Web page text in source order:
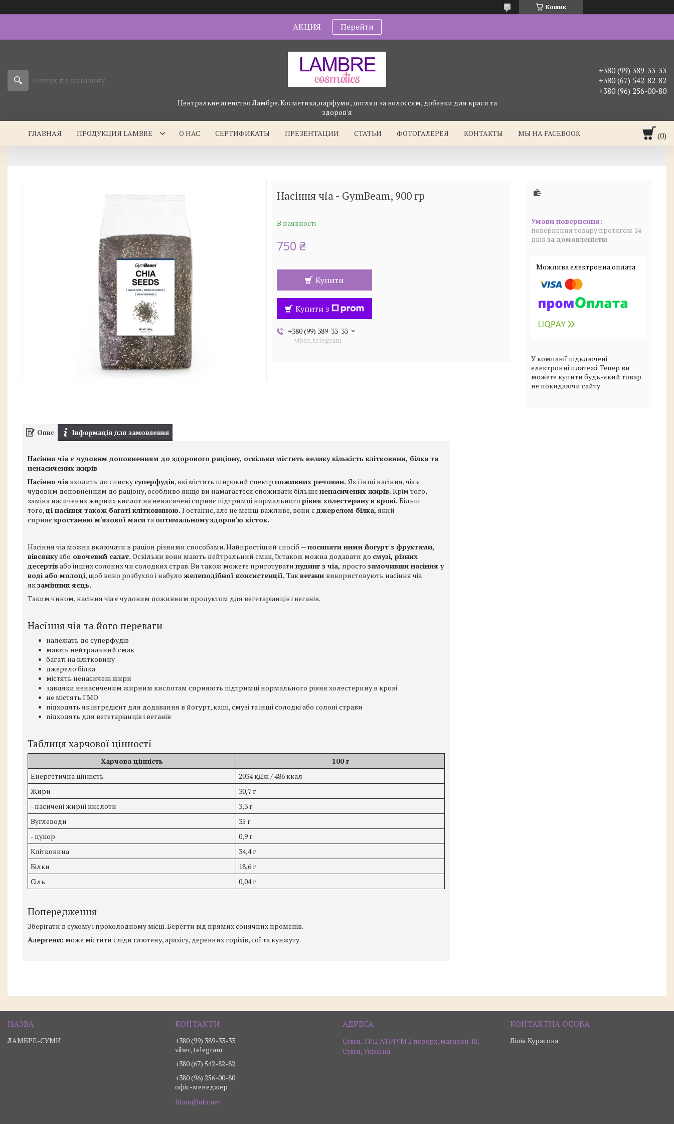
Кошик
АКЦИЯ Перейти
Центральне агенство Ламбре. Косметика,парфуми, догляд за волоссям, добавки для краси та
здоров'я
+380 (99) 389-33-33
+380 (67) 542-82-82
+380 (96) 256-00-80
ГЛАВНАЯ ПРОДУКЦИЯ LAMBRE О НАС СЕРТИФИКАТЫ ПРЕЗЕНТАЦИИ СТАТЬИ ФОТОГАЛЕРЕЯ КОНТАКТЫ МЫ НА FACEBOOK
Насіння чіа - GymBeam, 900 гр
В наявності
750 ₴
Купити
Купити з
+380 (99) 389-33-33
viber, telegram
повернення товару протягом 14
днів за домовленістю
У компанії підключені
електронні платежі. Тепер ви
можете купити будь-який товар
не покидаючи сайту.
Опис Інформація для замовлення
Насіння чіа є чудовим доповненням до здорового раціону, оскільки містить велику кількість клітковини, білка та
ненасичених жирів
Насіння чіа входить до списку суперфудів, які містять широкий спектр поживних речовин. Як і інші насіння, чіа є
чудовим доповненням до раціону, особливо якщо ви намагаєтеся споживати більше ненасичених жирів. Крім того,
заміна насичених жирних кислот на ненасичені сприяє підтримці нормального рівня холестерину в крові. Більш
того,ці насіння також багаті клітковиною. І останнє, але не менш важливе, вони єджерелом білка, який
сприяєзростанню м'язової масита оптимальномуздоров'ю кісток.
Насіння чіа можна включати в раціон різними способами. Найпростіший спосіб —посипати ними йогурт з фруктами,
вівсянкуабо овочевий салат. Оскільки вони мають нейтральний смак, їх також можна додавати до смузі, різних
десертів або інших солоних чи солодких страв. Ви також можете приготувати пудинг з чіа, просто замочивши насіння у
воді або молоці, щоб воно розбухло і набуло желеподібної консистенції. Таквегани використовують насіння чіа
якзамінник яєць.
Таким чином, насіння чіа є чудовим поживним продуктом для вегетаріанців і веганів.
Насіння чіа та його переваги
належать до суперфудів
мають нейтральний смак
багаті на клітковину
джерело білка
містять ненасичені жири
завдяки ненасиченим жирним кислотам сприяють підтримці нормального рівня холестерину в крові
не містять ГМО
підходять як інгредієнт для додавання в йогурт, каші, смузі та інші солодкі або солоні страви
підходять для вегетаріанців і веганів
Таблиця харчової цінності
Харчова цінність
100 г
Енергетична цінність
2034 кДж / 486 ккал
Жири
30,7 г
- насичені жирні кислоти
3,3 г
Вуглеводи
35 г
- цукор
0,9 г
Клітковина
34,4 г
Білки
18,6 г
Сіль
0,04 г
Попередження
Зберігати в сухому і прохолодному місці. Берегти від прямих сонячних променів.
Алергени: може містити сліди глютену, арахісу, деревних горіхів, сої та кунжуту.
ЛАМБРЕ-СУМИ
+380 (99) 389-33-33
viber, telegram
+380 (67) 542-82-82
+380 (96) 256-00-80
офіс-менеджер
lilam@ukr.net
Суми, ТРЦ АТРІУМ 2 поверх, магазин 18,
Суми, Україна
Лілія Курасова